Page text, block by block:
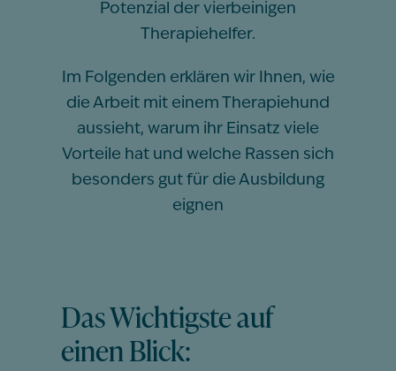
Potenzial der vierbeinigen
Therapiehelfer.
Im Folgenden erklären wir Ihnen, wie
die Arbeit mit einem Therapiehund
aussieht, warum ihr Einsatz viele
Vorteile hat und welche Rassen sich
besonders gut für die Ausbildung
eignen
Das Wichtigste auf
einen Blick: